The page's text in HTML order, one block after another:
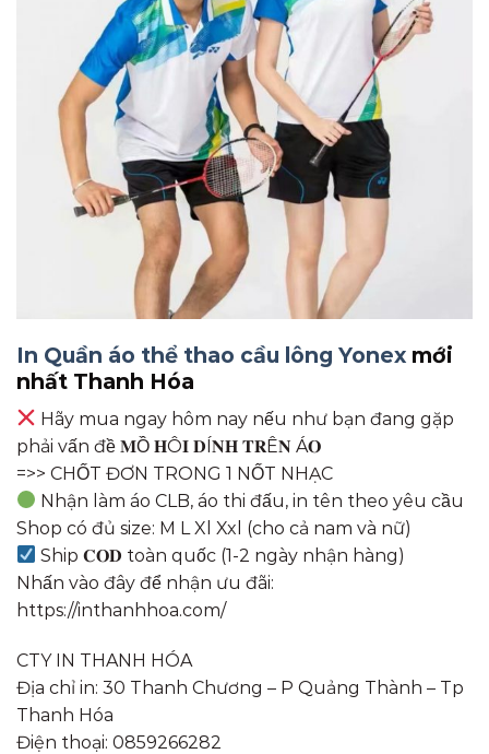
In Quần áo thể thao cầu lông Yonex mới
nhất Thanh Hóa
Hãy mua ngay hôm nay nếu như bạn đang gặp
phải vấn đề 𝐌Ồ 𝐇Ô𝐈 𝐃Í𝐍𝐇 𝐓𝐑Ê𝐍 Á𝐎
=>> CHỐT ĐƠN TRONG 1 NỐT NHẠC
Nhận làm áo CLB, áo thi đấu, in tên theo yêu cầu
Shop có đủ size: M L Xl Xxl (cho cả nam và nữ)
Ship 𝐂𝐎𝐃 toàn quốc (1-2 ngày nhận hàng)
Nhấn vào đây để nhận ưu đãi:
https://inthanhhoa.com/
CTY IN THANH HÓA
Địa chỉ in: 30 Thanh Chương – P Quảng Thành – Tp
Thanh Hóa
Điện thoại: 0859266282